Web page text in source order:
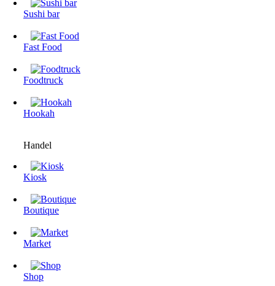
Sushi bar
Fast Food
Foodtruck
Hookah
Handel
Kiosk
Boutique
Market
Shop